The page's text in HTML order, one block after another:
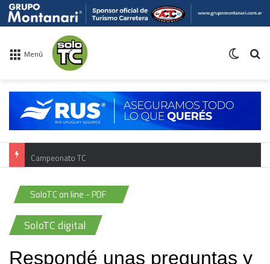
Menú
Campeonato TC
SoloTC on line - PDF
SoloTC digital